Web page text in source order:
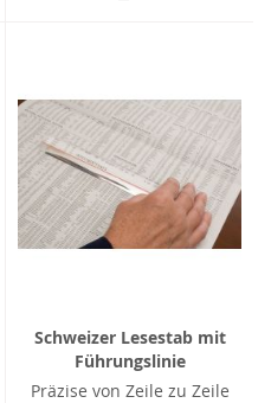
Schweizer Lesestab mit
Führungslinie
Präzise von Zeile zu Zeile